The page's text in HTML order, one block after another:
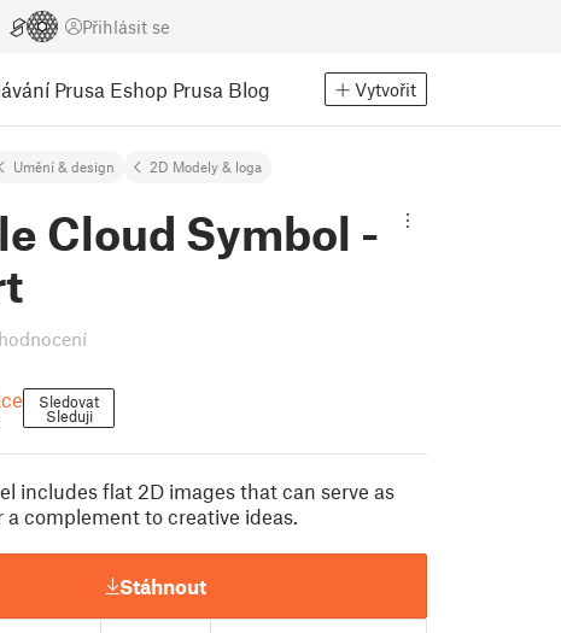
Přihlásit se
Prusa Eshop Prusa Blog Vytvořit
Umění & design 2D Modely & loga
Cloud Symbol -
Sledovat
Sleduji
includes flat 2D images that can serve as
a complement to creative ideas.
Stáhnout